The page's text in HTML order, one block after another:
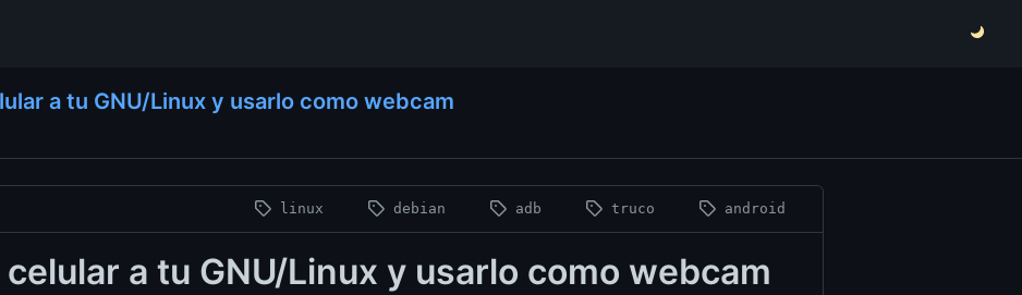
a tu GNU/Linux y usarlo como webcam
linux debian adb truco android
a tu GNU/Linux y usarlo como webcam